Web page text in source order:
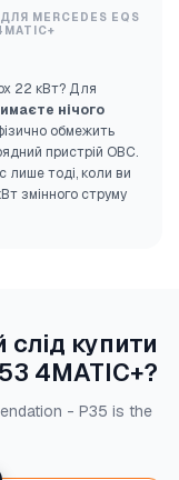
MERCEDES EQS
22 кВт? Для
нічого
обмежить
пристрій OBC.
лише тоді, коли ви
змінного струму
купити
4MATIC+?
- P35 is the